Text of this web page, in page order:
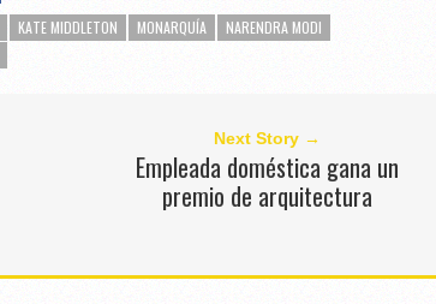
KATE MIDDLETON MONARQUÍA
NARENDRA MODI
Next Story →
Empleada doméstica gana un
premio de arquitectura